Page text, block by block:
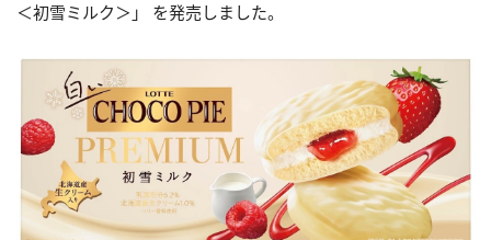
＜初雪ミルク＞」 を発売しました。